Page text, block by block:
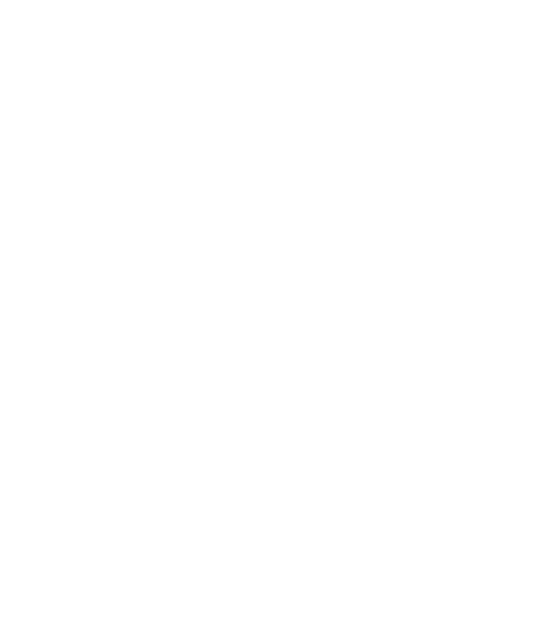
о том, что стоит знать тем, кто только планирует
интересным или необычным. Если вы ходили с детьми,